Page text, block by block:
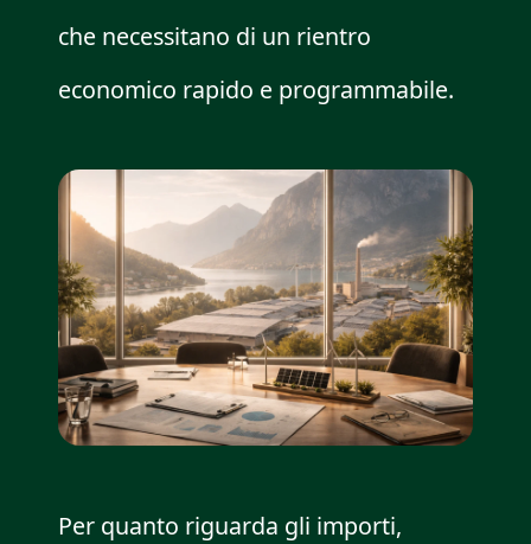
che necessitano di un rientro
economico rapido e programmabile.
Per quanto riguarda gli importi,